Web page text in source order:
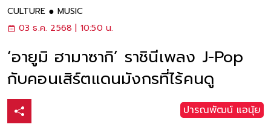
CULTURE
MUSIC
03 ธ.ค. 2568 | 10:50 น.
‘อายูมิ ฮามาซากิ’ ราชินีเพลง J-Pop
กับคอนเสิร์ตแดนมังกรที่ไร้คนดู
ปารณพัฒน์ แอนุ้ย